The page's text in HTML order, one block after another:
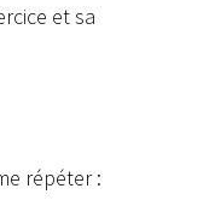
et sa
répéter :